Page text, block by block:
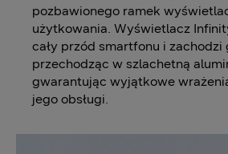
pozbawionego ramek
użytkowania. Wyświetlacz
cały przód smartfonu i zachodzi
przechodząc w szlachetną
gwarantując wyjątkowe
jego obsługi.